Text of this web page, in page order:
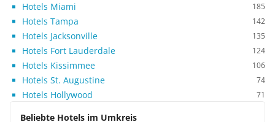
Hotels Miami 185
Hotels Tampa 142
Hotels Jacksonville 135
Hotels Fort Lauderdale 124
Hotels Kissimmee 106
Hotels St. Augustine 74
Hotels Hollywood 71
Beliebte Hotels im Umkreis